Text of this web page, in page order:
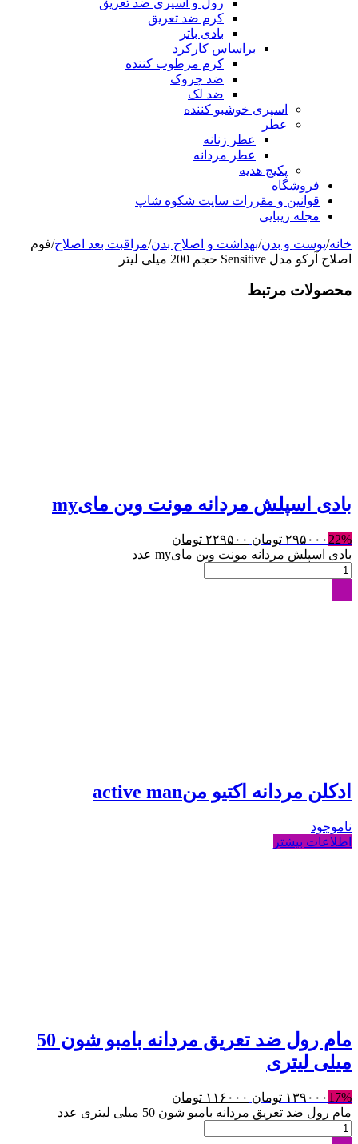
رول و اسپری ضد تعریق
کرم ضد تعریق
بادی باتر
براساس کارکرد
کرم مرطوب کننده
ضد چروک
ضد لک
اسپری خوشبو کننده
عطر
عطر زنانه
عطر مردانه
پکیج هدیه
فروشگاه
قوانین و مقررات سایت شکوه شاپ
مجله زیبایی
خانه/پوست و بدن/بهداشت و اصلاح بدن/مراقبت بعد اصلاح/فوم
اصلاح آرکو مدل Sensitive حجم 200 میلی لیتر
محصولات مرتبط
بادی اسپلش مردانه مونت وین مایmy
22%۲۹۵۰۰۰ تومان ۲۲۹۵۰۰ تومان
بادی اسپلش مردانه مونت وین مایmy عدد
ادکلن مردانه اکتیو منactive man
ناموجود
اطلاعات بیشتر
مام رول ضد تعریق مردانه بامبو شون 50
میلی لیتری
17%۱۳۹۰۰۰ تومان ۱۱۶۰۰۰ تومان
مام رول ضد تعریق مردانه بامبو شون 50 میلی لیتری عدد